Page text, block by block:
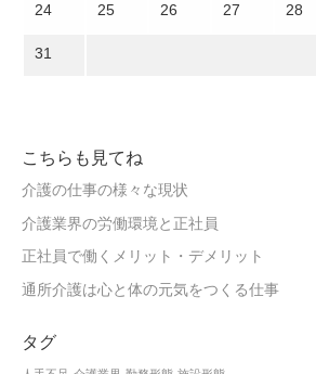
24 25 26 27 28
31
こちらも見てね
介護の仕事の様々な現状
介護業界の労働環境と正社員
正社員で働くメリット・デメリット
通所介護は心と体の元気をつくる仕事
タグ